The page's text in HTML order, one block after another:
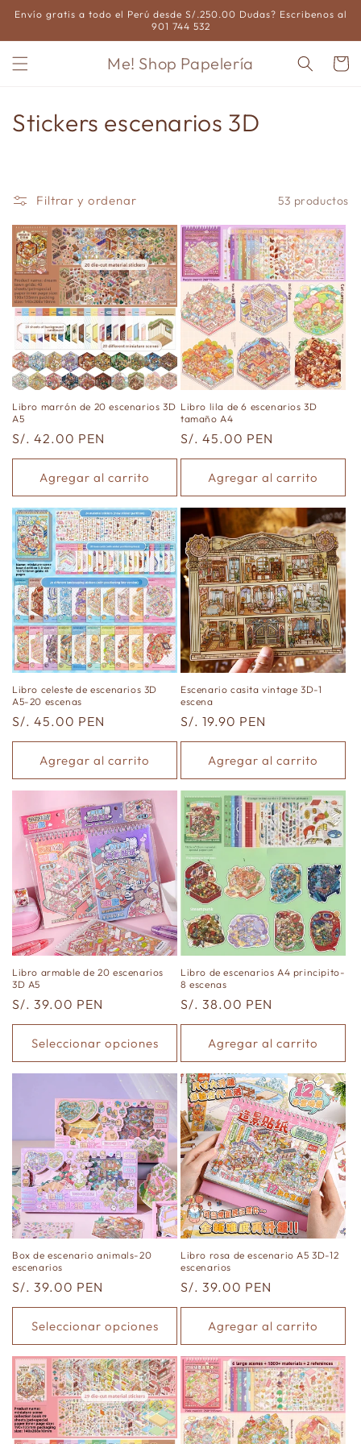
directamente
Envío gratis a todo el Perú desde S/.250.00 Dudas? Escribenos al
901 744 532
Me! Shop Papelería Carrito
C
e
c
c
i
ó
n
:
Stickers escenarios 3D
Filtrar y ordenar 53 productos
Libro marrón de 20 escenarios 3D
A5
Precio
habitual
S/. 42.00 PEN
Agregar al carrito
Libro lila de 6 escenarios 3D
tamaño A4
Precio
habitual
S/. 45.00 PEN
Agregar al carrito
Libro celeste de escenarios 3D
A5-20 escenas
Precio
habitual
S/. 45.00 PEN
Agregar al carrito
Escenario casita vintage 3D-1
escena
Precio
habitual
S/. 19.90 PEN
Agregar al carrito
Libro armable de 20 escenarios
3D A5
Precio
habitual
S/. 39.00 PEN
Seleccionar opciones
Libro de escenarios A4 principito-
8 escenas
Precio
habitual
S/. 38.00 PEN
Agregar al carrito
Box de escenario animals-20
escenarios
Precio
habitual
S/. 39.00 PEN
Seleccionar opciones
Libro rosa de escenario A5 3D-12
escenarios
Precio
habitual
S/. 39.00 PEN
Agregar al carrito